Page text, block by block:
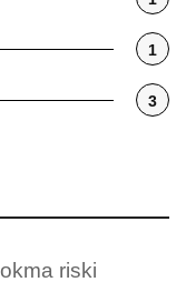
1
3
riski